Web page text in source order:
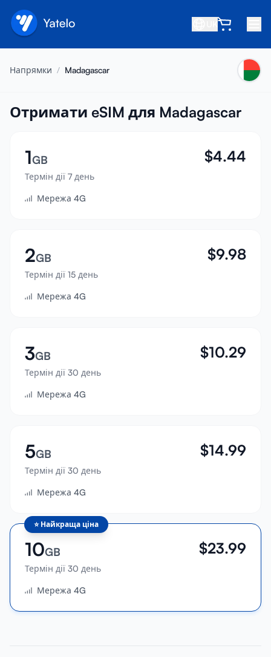
Про нас
Запросити друга
Стати партнером
Центр допомоги
Підтримка
Сумісність пристроїв
Увійти
Напрямки / Madagascar
Отримати eSIM для Madagascar
1GB
Термін дії 7 день
$4.44
Мережа 4G
2GB
Термін дії 15 день
$9.98
Мережа 4G
3GB
Термін дії 30 день
$10.29
Мережа 4G
5GB
Термін дії 30 день
$14.99
Мережа 4G
⭐ Найкраща ціна
10GB
Термін дії 30 день
$23.99
Мережа 4G